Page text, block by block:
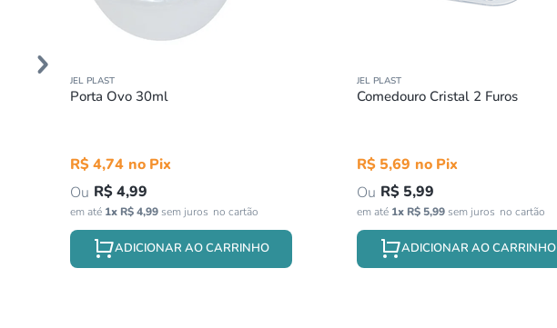
JEL PLAST
Porta Ovo 30ml
R$4,74
R$4,99
em até 1x R$ 4,99sem juros
ADICIONAR AO CARRINHO
JEL PLAST
Comedouro Cristal 2 Furos
R$ 5,69
R$ 5,99
em até 1x R$5,99sem juros
ADICIONAR AO CARRINHO